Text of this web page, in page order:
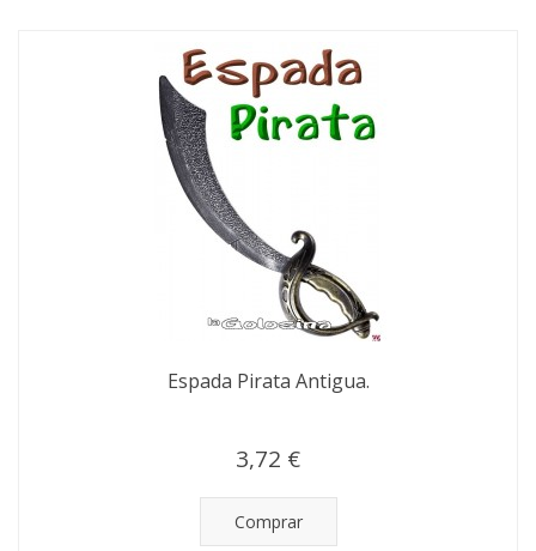
Espada Pirata Antigua.
3,72 €
Comprar